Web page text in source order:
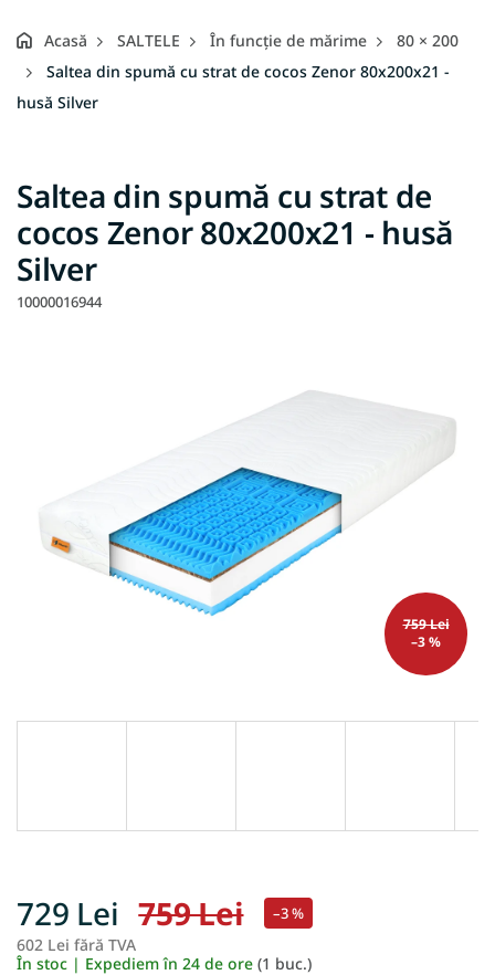
Acasă SALTELE În funcție de mărime
80 × 200
Saltea din spumă cu strat de cocos Zenor 80x200x21 -
husă Silver
Saltea din spumă cu strat de
cocos Zenor 80x200x21 - husă
Silver
10000016944
759 Lei
–3 %
759 Lei –3 %
729 Lei
602 Lei fără TVA
În stoc | Expediem în 24 de ore (1 buc.)